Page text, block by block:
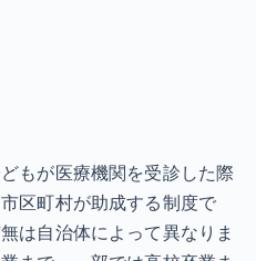
もが医療機関を受診した際
区町村が助成する制度で
は自治体によって異なりま